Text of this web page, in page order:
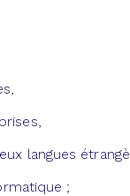
langues
;